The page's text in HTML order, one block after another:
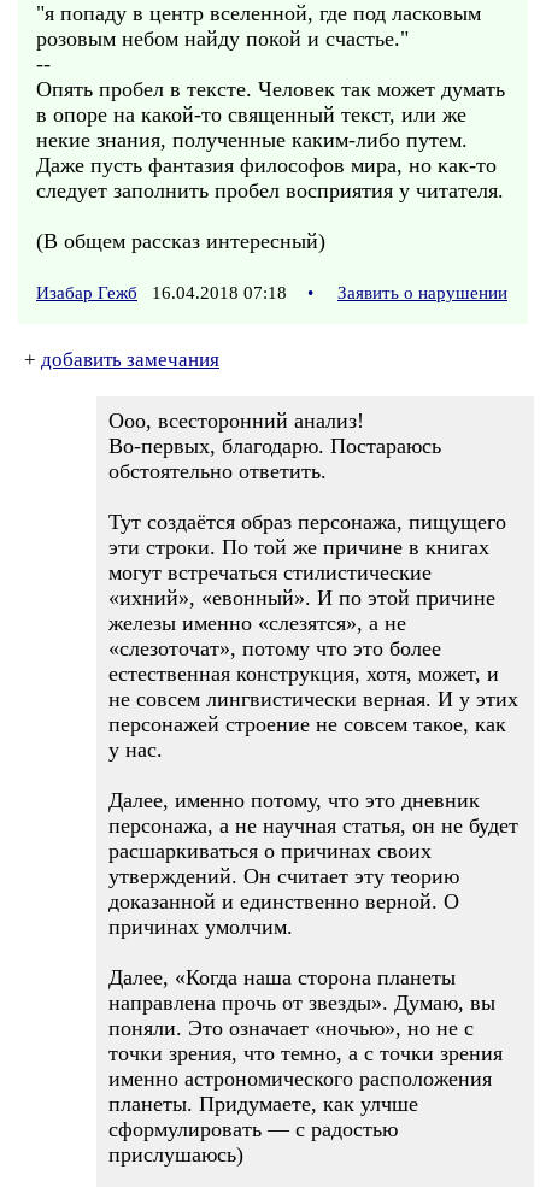
"я попаду в центр вселенной, где под ласковым
розовым небом найду покой и счастье."
--
Опять пробел в тексте. Человек так может думать
в опоре на какой-то священный текст, или же
некие знания, полученные каким-либо путем.
Даже пусть фантазия философов мира, но как-то
следует заполнить пробел восприятия у читателя.
(В общем рассказ интересный)
Изабар Гежб 16.04.2018 07:18 • Заявить о нарушении
+ добавить замечания
Ооо, всесторонний анализ!
Во-первых, благодарю. Постараюсь
обстоятельно ответить.
Тут создаётся образ персонажа, пищущего
эти строки. По той же причине в книгах
могут встречаться стилистические
«ихний», «евонный». И по этой причине
железы именно «слезятся», а не
«слезоточат», потому что это более
естественная конструкция, хотя, может, и
не совсем лингвистически верная. И у этих
персонажей строение не совсем такое, как
у нас.
Далее, именно потому, что это дневник
персонажа, а не научная статья, он не будет
расшаркиваться о причинах своих
утверждений. Он считает эту теорию
доказанной и единственно верной. О
причинах умолчим.
Далее, «Когда наша сторона планеты
направлена прочь от звезды». Думаю, вы
поняли. Это означает «ночью», но не с
точки зрения, что темно, а с точки зрения
именно астрономического расположения
планеты. Придумаете, как улчше
сформулировать — с радостью
прислушаюсь)